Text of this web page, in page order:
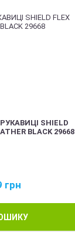
РУКАВИЦІ SHIELD
BLACK 29668
грн